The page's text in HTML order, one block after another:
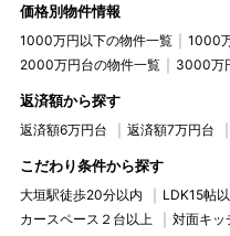
価格別物件情報
1000万円以下の物件一覧
1000
2000万円台の物件一覧
3000万
返済額から探す
返済額6万円台 返済額7万円台
こだわり条件から探す
大垣駅徒歩20分以内 LDK15帖
カースペース２台以上
対面キッ